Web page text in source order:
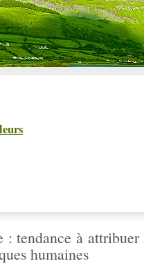
tendance à
humaines